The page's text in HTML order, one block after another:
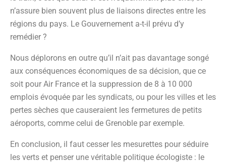
n’assure bien souvent plus de liaisons directes entre les
régions du pays. Le Gouvernement a-t-il prévu d’y
remédier ?
Nous déplorons en outre qu’il n’ait pas davantage songé
aux conséquences économiques de sa décision, que ce
soit pour Air France et la suppression de 8 à 10 000
emplois évoquée par les syndicats, ou pour les villes et les
pertes sèches que causeraient les fermetures de petits
aéroports, comme celui de Grenoble par exemple.
En conclusion, il faut cesser les mesurettes pour séduire
les verts et penser une véritable politique écologiste : le